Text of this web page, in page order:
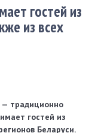
гостей из
из всех
— традиционно
гостей из
Беларуси.